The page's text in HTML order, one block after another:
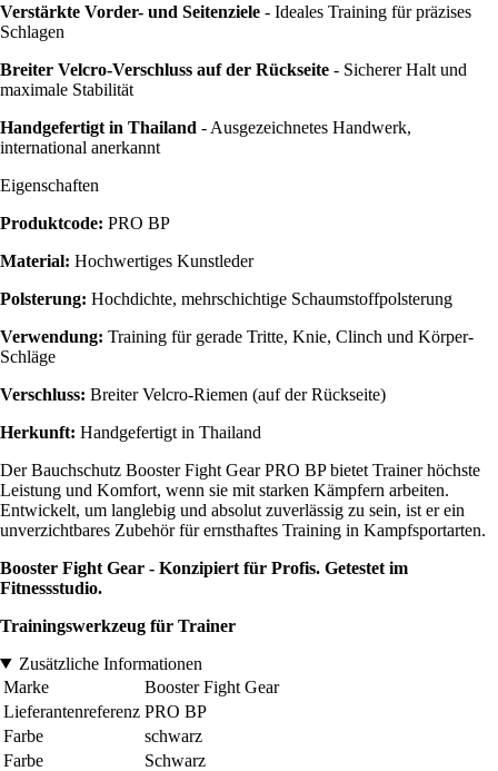
Verstärkte Vorder- und Seitenziele - Ideales Training für präzises
Schlagen
Breiter Velcro-Verschluss auf der Rückseite - Sicherer Halt und
maximale Stabilität
Handgefertigt in Thailand - Ausgezeichnetes Handwerk,
international anerkannt
Eigenschaften
Produktcode: PRO BP
Material: Hochwertiges Kunstleder
Polsterung: Hochdichte, mehrschichtige Schaumstoffpolsterung
Verwendung: Training für gerade Tritte, Knie, Clinch und Körper-
Schläge
Verschluss: Breiter Velcro-Riemen (auf der Rückseite)
Herkunft: Handgefertigt in Thailand
Der Bauchschutz Booster Fight Gear PRO BP bietet Trainer höchste
Leistung und Komfort, wenn sie mit starken Kämpfern arbeiten.
Entwickelt, um langlebig und absolut zuverlässig zu sein, ist er ein
unverzichtbares Zubehör für ernsthaftes Training in Kampfsportarten.
Booster Fight Gear - Konzipiert für Profis. Getestet im
Fitnessstudio.
Trainingswerkzeug für Trainer
Zusätzliche Informationen
Marke
Booster Fight Gear
Lieferantenreferenz PRO BP
Farbe
schwarz
Farbe
Schwarz